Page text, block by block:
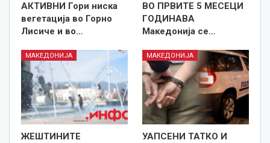
АКТИВНИ Гори ниска
вегетација во Горно
Лисиче и во…
ВО ПРВИТЕ 5 МЕСЕЦИ
ГОДИНАВА
Македонија се…
МАКЕДОНИЈА
ЖЕШТИНИТЕ
МАКЕДОНИЈА
УАПСЕНИ ТАТКО И